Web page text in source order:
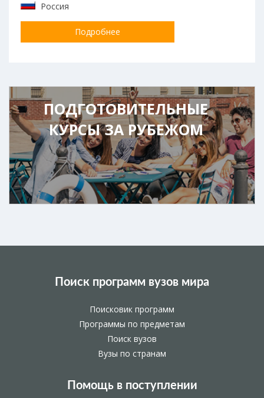
Россия
Подробнее
ПОДГОТОВИТЕЛЬНЫЕ
КУРСЫ ЗА РУБЕЖОМ
Поиск программ вузов мира
Поисковик программ
Программы по предметам
Поиск вузов
Вузы по странам
Помощь в поступлении